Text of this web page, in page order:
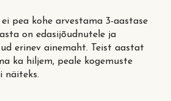
pea kohe arvestama 3-aastase
on edasijõudnutele ja
erinev ainemaht. Teist aastat
ka hiljem, peale kogemuste
näiteks.